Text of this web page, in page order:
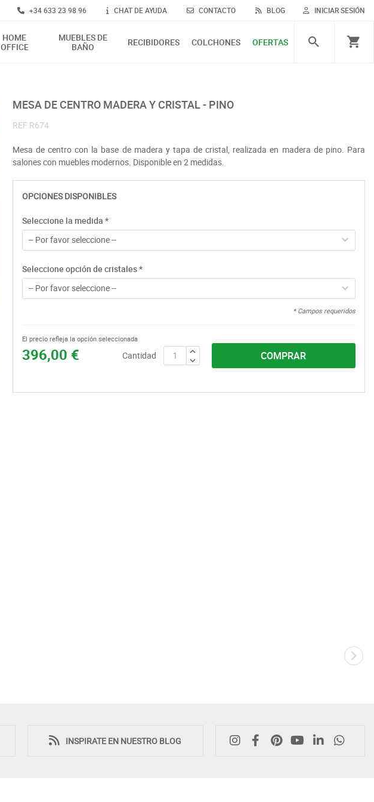
INICIAR SESIÓN
+34 633 23 98 96 CHAT DE AYUDA CONTACTO BLOG
HOME
OFFICE
MUEBLES DE
BAÑO
RECIBIDORES COLCHONES OFERTAS
MESA DE CENTRO MADERA Y CRISTAL - PINO
REF R674
Mesa de centro con la base de madera y tapa de cristal, realizada en madera de pino. Para
salones con muebles modernos. Disponible en 2 medidas.
OPCIONES DISPONIBLES
Seleccione la medida *
-- Por favor seleccione --
Seleccione opción de cristales*
-- Por favor seleccione --
* Campos requeridos
396,00 €
El precio refleja la opción seleccionada
Cantidad COMPRAR
INSPIRATE EN NUESTRO BLOG